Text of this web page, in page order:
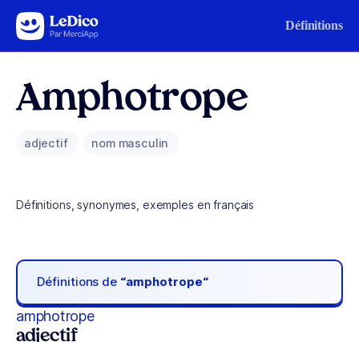
Aller au contenu Définitions
Amphotrope
adjectif nom masculin
Définitions, synonymes, exemples en français
Définitions de “amphotrope“
amphotrope
adjectif